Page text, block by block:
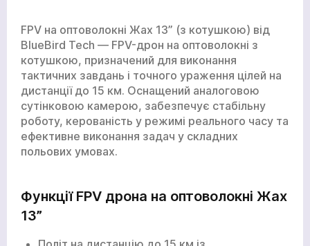
FPV на оптоволокні Жах 13” (з котушкою) від
BlueBird Tech — FPV-дрон на оптоволокні з
котушкою, призначений для виконання
тактичних завдань і точного ураження цілей на
дистанції до 15 км. Оснащений аналоговою
сутінковою камерою, забезпечує стабільну
роботу, керованість у режимі реального часу та
ефективне виконання задач у складних
польових умовах.
Функції FPV дрона на оптоволокні Жах
13”